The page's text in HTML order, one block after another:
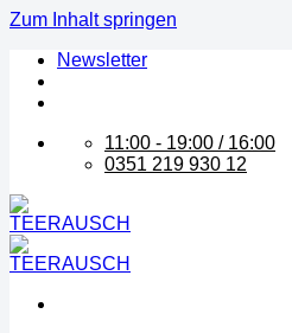
Zum Inhalt springen
Newsletter
11:00 - 19:00 / 16:00
0351 219 930 12